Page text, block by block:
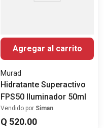
Agregar al carrito
Murad
Hidratante Superactivo
FPS50 Iluminador 50ml
Vendido por Siman
Q 520.00